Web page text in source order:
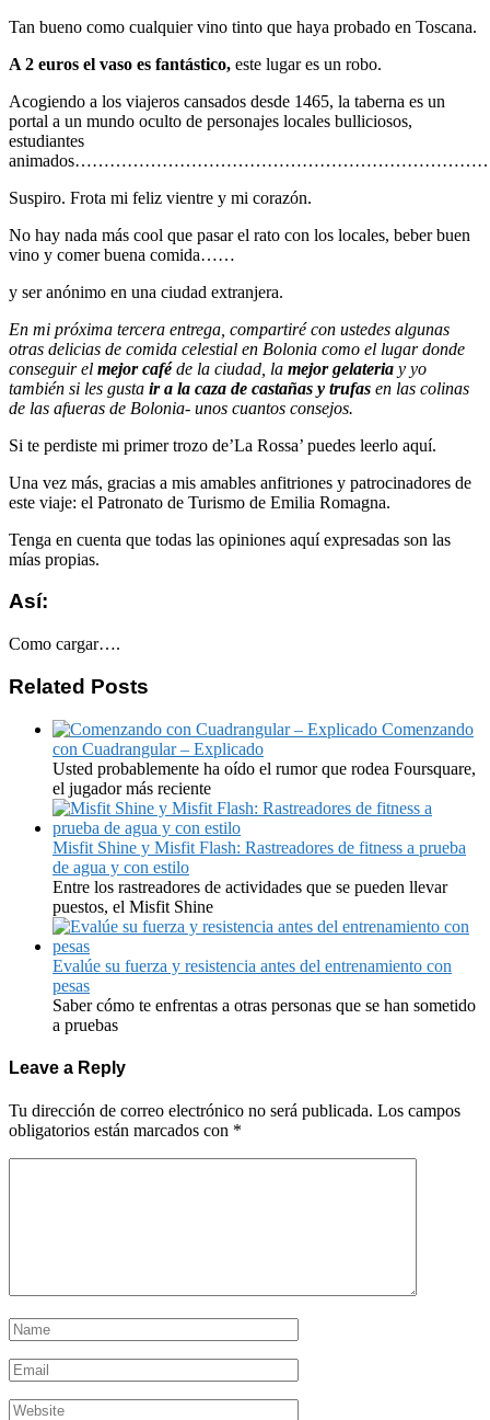
Tan bueno como cualquier vino tinto que haya probado en Toscana.
A 2 euros el vaso es fantástico, este lugar es un robo.
Acogiendo a los viajeros cansados desde 1465, la taberna es un
portal a un mundo oculto de personajes locales bulliciosos,
estudiantes
Suspiro. Frota mi feliz vientre y mi corazón.
No hay nada más cool que pasar el rato con los locales, beber buen
vino y comer buena comida……
y ser anónimo en una ciudad extranjera.
En mi próxima tercera entrega, compartiré con ustedes algunas
otras delicias de comida celestial en Bolonia como el lugar donde
conseguir el mejor caféde la ciudad, la mejor gelateria y yo
también si les gusta ir a la caza de castañas y trufas en las colinas
de las afueras de Bolonia- unos cuantos consejos.
Si te perdiste mi primer trozo de’La Rossa’ puedes leerlo aquí.
Una vez más, gracias a mis amables anfitriones y patrocinadores de
este viaje: el Patronato de Turismo de Emilia Romagna.
Tenga en cuenta que todas las opiniones aquí expresadas son las
mías propias.
Así:
Como cargar….
Related Posts
Comenzando
con Cuadrangular – Explicado
Usted probablemente ha oído el rumor que rodea Foursquare,
el jugador más reciente
Misfit Shine y Misfit Flash: Rastreadores de fitness a prueba
de agua y con estilo
Entre los rastreadores de actividades que se pueden llevar
puestos, el Misfit Shine
Evalúe su fuerza y resistencia antes del entrenamiento con
pesas
Saber cómo te enfrentas a otras personas que se han sometido
a pruebas
Leave a Reply
Tu dirección de correo electrónico no será publicada. Los campos
obligatorios están marcados con *